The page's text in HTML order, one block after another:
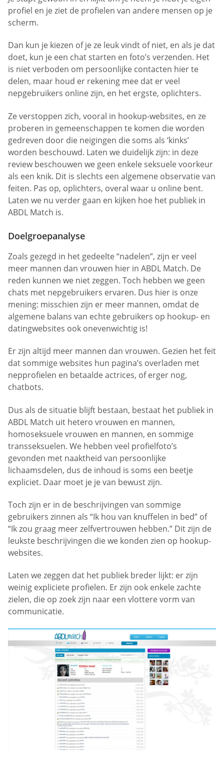
profiel en je ziet de profielen van andere mensen op je
scherm.
Dan kun je kiezen of je ze leuk vindt of niet, en als je dat
doet, kun je een chat starten en foto’s verzenden. Het
is niet verboden om persoonlijke contacten hier te
delen, maar houd er rekening mee dat er veel
nepgebruikers online zijn, en het ergste, oplichters.
Ze verstoppen zich, vooral in hookup-websites, en ze
proberen in gemeenschappen te komen die worden
gedreven door die neigingen die soms als ‘kinks’
worden beschouwd. Laten we duidelijk zijn: in deze
review beschouwen we geen enkele seksuele voorkeur
als een knik. Dit is slechts een algemene observatie van
feiten. Pas op, oplichters, overal waar u online bent.
Laten we nu verder gaan en kijken hoe het publiek in
ABDL Match is.
Doelgroepanalyse
Zoals gezegd in het gedeelte “nadelen”, zijn er veel
meer mannen dan vrouwen hier in ABDL Match. De
reden kunnen we niet zeggen. Toch hebben we geen
chats met nepgebruikers ervaren. Dus hier is onze
mening: misschien zijn er meer mannen, omdat de
algemene balans van echte gebruikers op hookup- en
datingwebsites ook onevenwichtig is!
Er zijn altijd meer mannen dan vrouwen. Gezien het feit
dat sommige websites hun pagina’s overladen met
nepprofielen en betaalde actrices, of erger nog,
chatbots.
Dus als de situatie blijft bestaan, bestaat het publiek in
ABDL Match uit hetero vrouwen en mannen,
homoseksuele vrouwen en mannen, en sommige
transseksuelen. We hebben veel profielfoto’s
gevonden met naaktheid van persoonlijke
lichaamsdelen, dus de inhoud is soms een beetje
expliciet. Daar moet je je van bewust zijn.
Toch zijn er in de beschrijvingen van sommige
gebruikers zinnen als “Ik hou van knuffelen in bed” of
“Ik zou graag meer zelfvertrouwen hebben.” Dit zijn de
leukste beschrijvingen die we konden zien op hookup-
websites.
Laten we zeggen dat het publiek breder lijkt: er zijn
weinig expliciete profielen. Er zijn ook enkele zachte
zielen, die op zoek zijn naar een vlottere vorm van
communicatie.